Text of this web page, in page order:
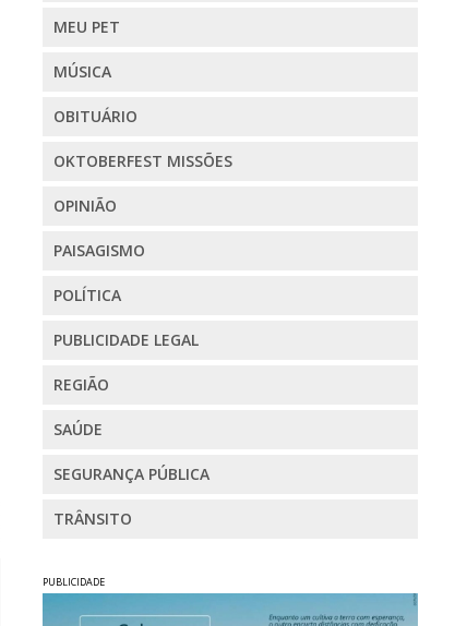
MEU PET
MÚSICA
OBITUÁRIO
OKTOBERFEST MISSÕES
OPINIÃO
PAISAGISMO
POLÍTICA
PUBLICIDADE LEGAL
REGIÃO
SAÚDE
SEGURANÇA PÚBLICA
TRÂNSITO
PUBLICIDADE